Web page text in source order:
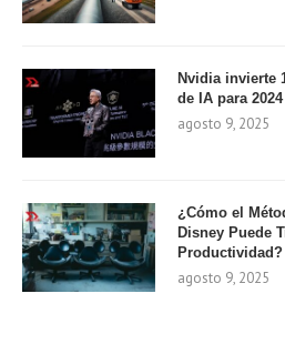
Nvidia invierte
de IA para 2024
agosto 9, 2025
¿Cómo el
Disney Puede
Productividad?
agosto 9, 2025